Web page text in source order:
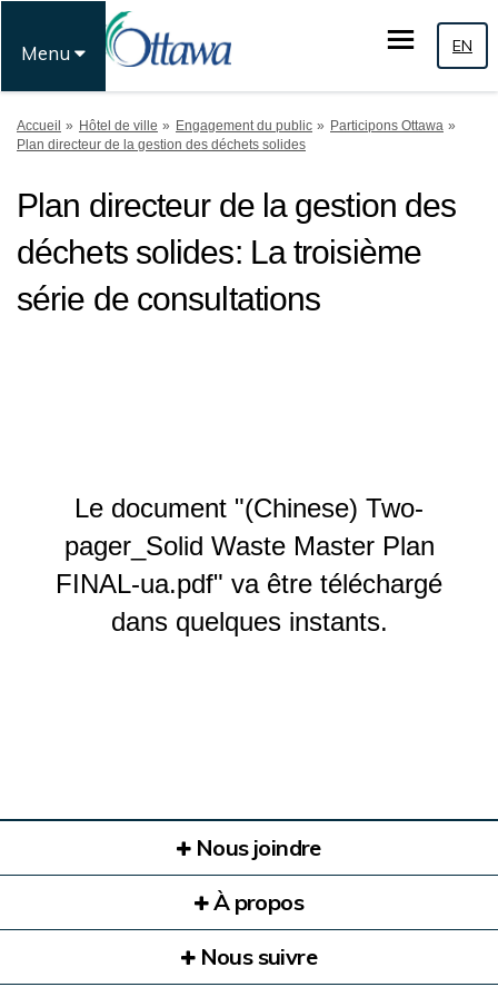
Menu EN
Vous êtes ici:
Accueil Hôtel de ville Engagement du public
Participons Ottawa
Plan directeur de la gestion des déchets solides
Plan directeur de la gestion des
déchets solides: La troisième
série de consultations
Le document "(Chinese) Two-
pager_Solid Waste Master Plan
FINAL-ua.pdf" va être téléchargé
dans quelques instants.
Nous joindre
À propos
Nous suivre